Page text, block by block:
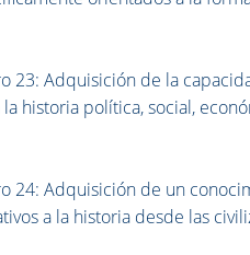
23: Adquisición de la
historia política, social,
24: Adquisición de un
a la historia desde las